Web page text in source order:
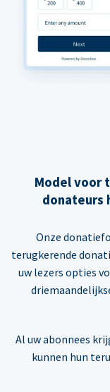
Model voor
donateurs
Onze
terugkerende
uw lezers opties
Al uw abonnees
kunnen hun